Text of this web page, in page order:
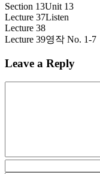
Section 13Unit 13
Lecture 37Listen
Lecture 38
Lecture 39영작 No. 1-7
Leave a Reply